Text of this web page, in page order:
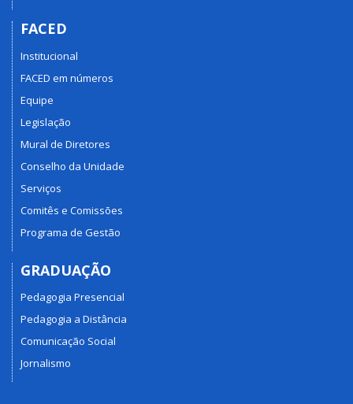
FACED
Institucional
FACED em números
Equipe
Legislação
Mural de Diretores
Conselho da Unidade
Serviços
Comitês e Comissões
Programa de Gestão
GRADUAÇÃO
Pedagogia Presencial
Pedagogia a Distância
Comunicação Social
Jornalismo